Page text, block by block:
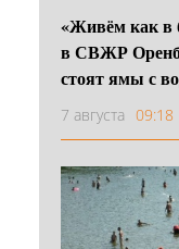
«Живём как в
в СВЖР
стоят ямы с
7 августа 09:18